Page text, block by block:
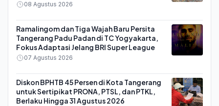
08 Agustus 2026
Ramalingom dan Tiga Wajah Baru Persita
Tangerang Padu Padan di TC Yogyakarta,
Fokus Adaptasi Jelang BRI Super League
07 Agustus 2026
Diskon BPHTB 45 Persen di Kota Tangerang
untuk Sertipikat PRONA, PTSL, dan PTKL,
Berlaku Hingga 31 Agustus 2026